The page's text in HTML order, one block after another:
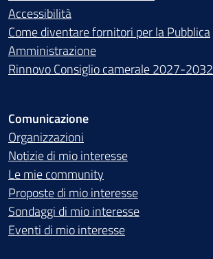
Accessibilità
Come diventare fornitori per la Pubblica
Amministrazione
Rinnovo Consiglio camerale 2027-2032
Comunicazione
Organizzazioni
Notizie di mio interesse
Le mie community
Proposte di mio interesse
Sondaggi di mio interesse
Eventi di mio interesse